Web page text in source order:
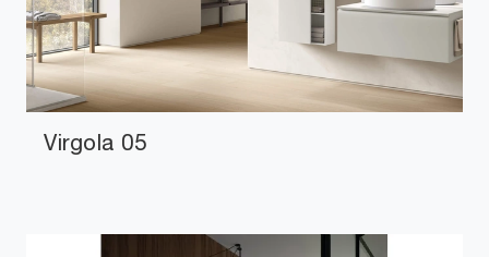
Virgola 05